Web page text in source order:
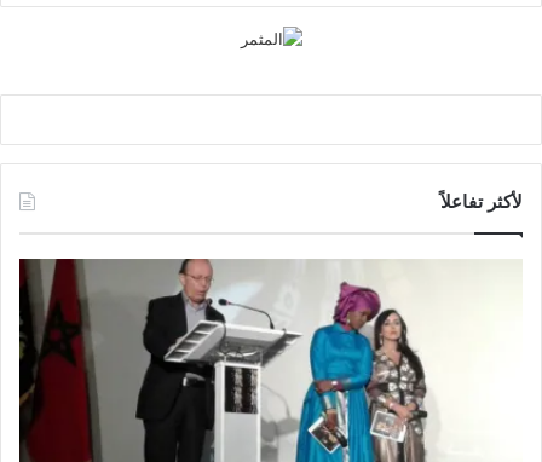
لأكثر تفاعلاً